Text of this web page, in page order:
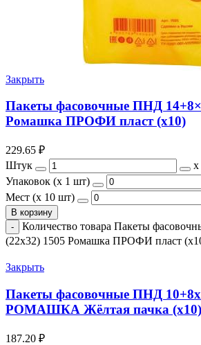
Закрыть
Пакеты фасовочные ПНД
Ромашка ПРОФИ пласт (х10)
229.65 ₽
Штук
х
Упаковок (x 1 шт)
Мест (x 10 шт)
В корзину
Количество товара Пакеты
(22х32) 1505 Ромашка ПРОФИ пласт
Закрыть
Пакеты фасовочные ПНД
РОМАШКА Жёлтая пачка (х10)
187.20 ₽